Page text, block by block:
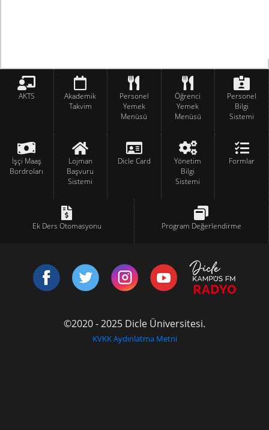
AKTS
Akademik
Takvim
Personel
Yemek
Menüsü
Öğrenci
Yemek
Menüsü
Personel
Bilgi
Sistemi
İşçi Maaş
Bordroları
Lojman
Başvuru
Sistemi
Dicle Card
Yönetim
Bilgi
Sistemi
Formlar
Ek Ders Otomasyonu Program Değerlendirme
©2020 - 2025 Dicle Üniversitesi.
KVKK Aydınlatma Metni